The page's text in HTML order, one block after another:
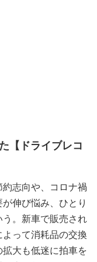
【ドライブレコ
志向や、コロナ禍
伸び悩み、ひとり
。新車で販売され
って消耗品の交換
大も低迷に拍車を